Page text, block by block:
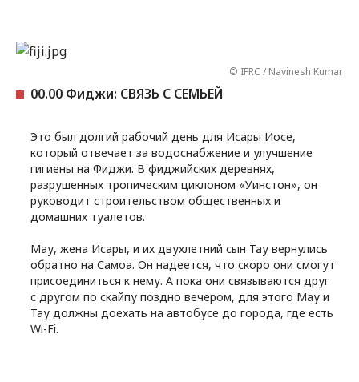
© IFRC / Navinesh Kumar
00.00 Фиджи: СВЯЗЬ С СЕМЬЕЙ
Это был долгий рабочий день для Исары Иосе,
который отвечает за водоснабжение и улучшение
гигиены на Фиджи. В фиджийских деревнях,
разрушенных тропическим циклоном «Уинстон», он
руководит строительством общественных и
домашних туалетов.
Мау, жена Исары, и их двухлетний сын Тау вернулись
обратно на Самоа. Он надеется, что скоро они смогут
присоединиться к нему. А пока они связываются друг
с другом по скайпу поздно вечером, для этого Мау и
Тау должны доехать на автобусе до города, где есть
Wi-Fi.